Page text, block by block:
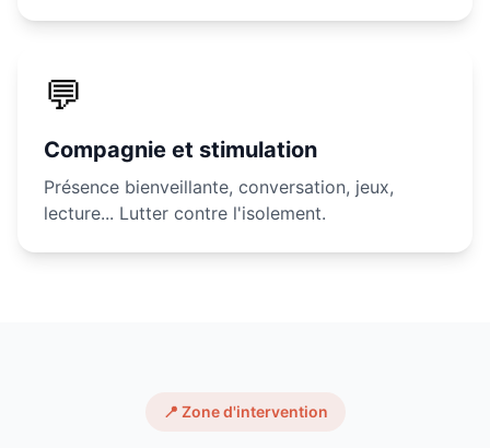
💬
Compagnie et stimulation
Présence bienveillante, conversation, jeux,
lecture... Lutter contre l'isolement.
📍 Zone d'intervention